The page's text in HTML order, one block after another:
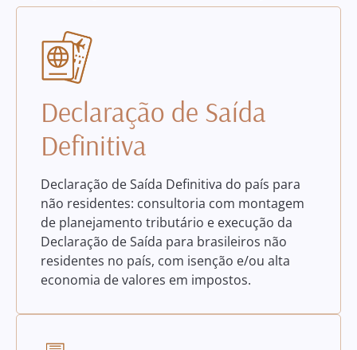
Declaração de Saída
Definitiva
Declaração de Saída Definitiva do país para
não residentes: consultoria com montagem
de planejamento tributário e execução da
Declaração de Saída para brasileiros não
residentes no país, com isenção e/ou alta
economia de valores em impostos.